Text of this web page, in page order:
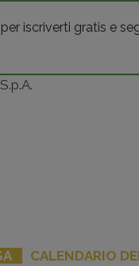
per iscriverti gratis e
CALENDARIO